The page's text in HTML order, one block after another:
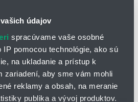
údajov
spracúvame vaše osobné
IP pomocou technológie, ako sú
na ukladanie a prístup k
zariadení, aby sme vám mohli
reklamy a obsah, na meranie
publika a vývoj produktov.